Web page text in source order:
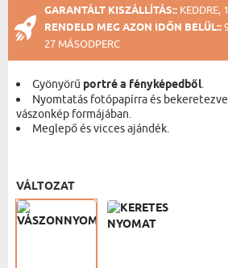
GARANTÁLT KISZÁLLÍTÁS:: KEDDRE,
RENDELD MEG AZON IDŐN BELÜL::
26 MÁSODPERC
Gyönyörű portré a fényképedből.
Nyomtatás fotópapírra és
vászonkép formájában.
Meglepő és vicces ajándék.
VÁLTOZAT